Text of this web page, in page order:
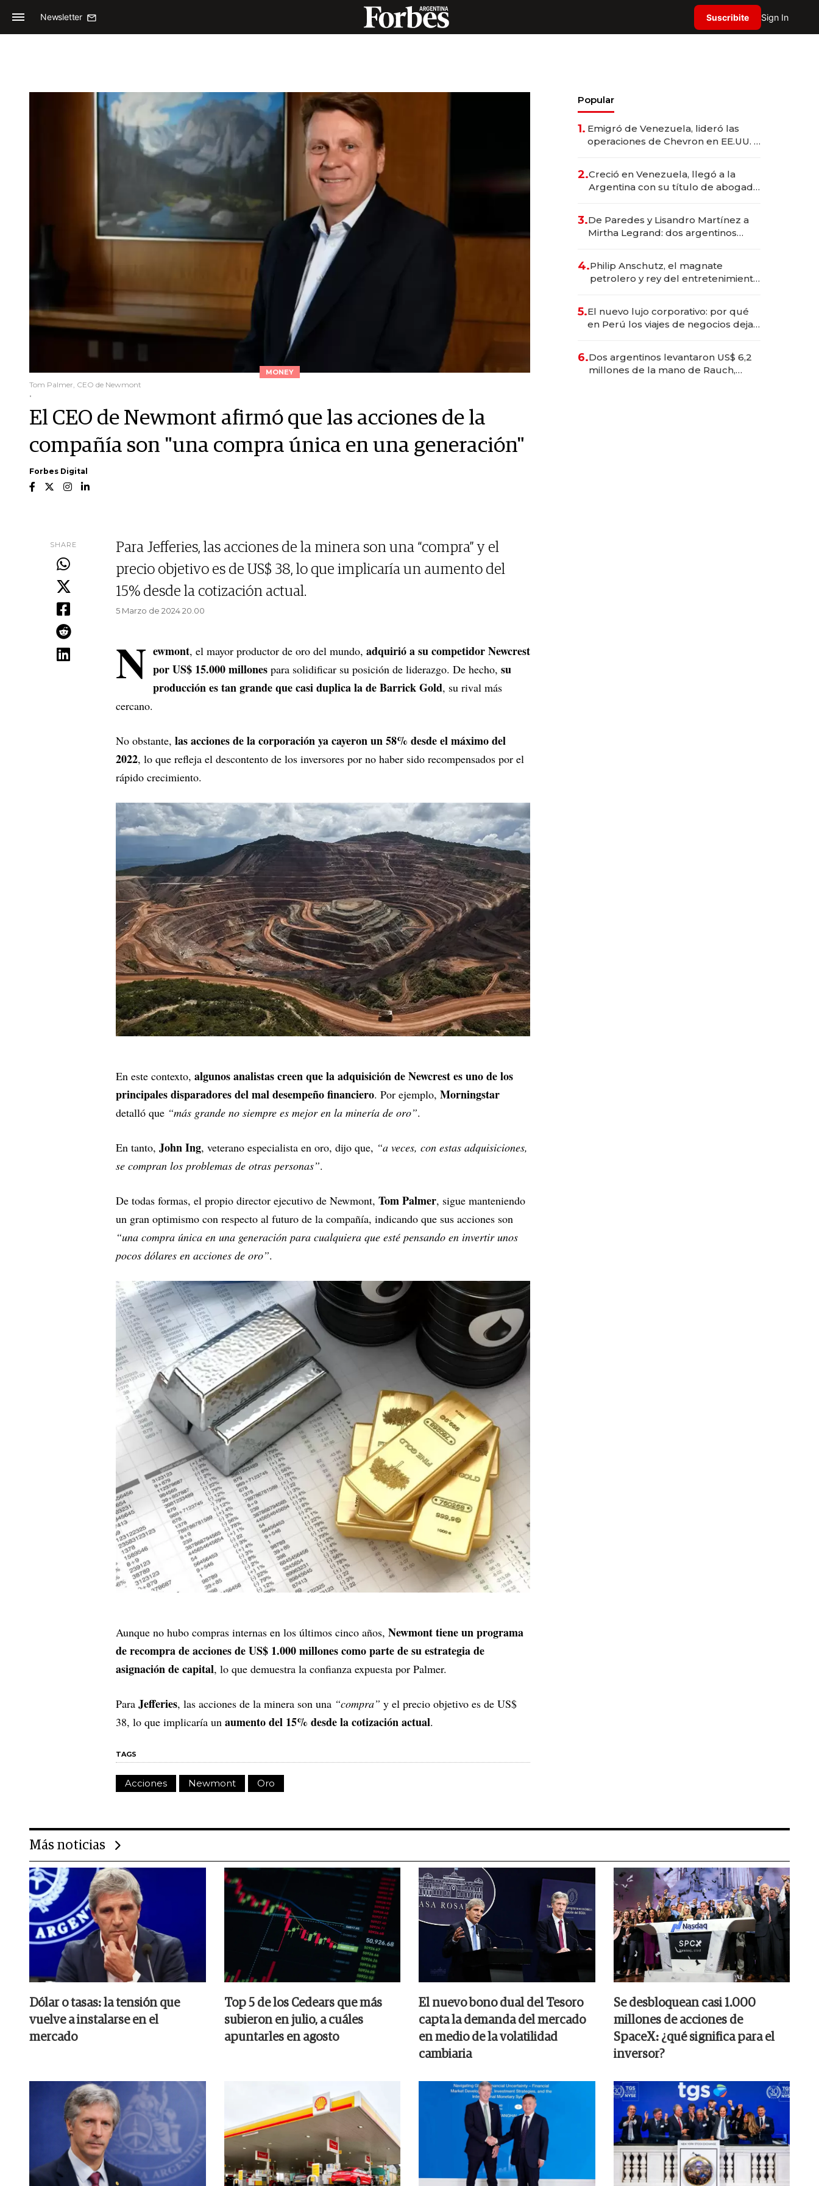
Newsletter Suscribite Sign In
MONEY
Tom Palmer, CEO de Newmont
.
El CEO de Newmont afirmó que las acciones de la
compañía son "una compra única en una generación"
Forbes Digital
SHARE
Para Jefferies, las acciones de la minera son una “compra” y el
precio objetivo es de US$ 38, lo que implicaría un aumento del
15% desde la cotización actual.
5 Marzo de 2024 20.00
N ewmont, el mayor productor de oro del mundo, adquirió a su competidor Newcrest
por US$ 15.000 millones para solidificar su posición de liderazgo. De hecho, su
producción es tan grande que casi duplica la de Barrick Gold, su rival más
cercano.
No obstante, las acciones de la corporación ya cayeron un 58% desde el máximo del
2022, lo que refleja el descontento de los inversores por no haber sido recompensados por el
rápido crecimiento.
En este contexto, algunos analistas creen que la adquisición de Newcrest es uno de los
principales disparadores del mal desempeño financiero. Por ejemplo, Morningstar
detalló que “más grande no siempre es mejor en la minería de oro”.
En tanto, John Ing, veterano especialista en oro, dijo que, “a veces, con estas adquisiciones,
se compran los problemas de otras personas”.
De todas formas, el propio director ejecutivo de Newmont, Tom Palmer, sigue manteniendo
un gran optimismo con respecto al futuro de la compañía, indicando que sus acciones son
“una compra única en una generación para cualquiera que esté pensando en invertir unos
pocos dólares en acciones de oro”.
Aunque no hubo compras internas en los últimos cinco años, Newmont tiene un programa
de recompra de acciones de US$ 1.000 millones como parte de su estrategia de
asignación de capital, lo que demuestra la confianza expuesta por Palmer.
Para Jefferies, las acciones de la minera son una “compra” y el precio objetivo es de US$
38, lo que implicaría un aumento del 15% desde la cotización actual.
TAGS
Acciones Newmont Oro
Popular
1. Emigró de Venezuela, lideró las
operaciones de Chevron en EE.UU. y
2.Creció en Venezuela, llegó a la
Argentina con su título de abogado
marcas "fast premium"
3.De Paredes y Lisandro Martínez a
Mirtha Legrand: dos argentinos
4.Philip Anschutz, el magnate
petrolero y rey del entretenimiento
5.El nuevo lujo corporativo: por qué
en Perú los viajes de negocios dejan
en experiencias transformadoras
6.Dos argentinos levantaron US$ 6,2
millones de la mano de Rauch,
Más noticias
Dólar o tasas: la tensión que
vuelve a instalarse en el
mercado
Top 5 de los Cedears que más
subieron en julio, a cuáles
apuntarles en agosto
El nuevo bono dual del Tesoro
capta la demanda del mercado
en medio de la volatilidad
cambiaria
Se desbloquean casi 1.000
millones de acciones de
SpaceX: ¿qué significa para el
inversor?